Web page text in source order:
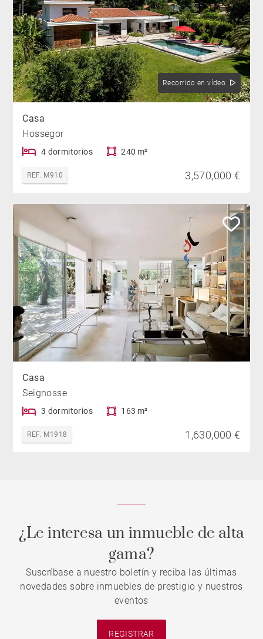
Recorrido en vídeo
Casa
Hossegor
4 dormitorios 240 m²
REF. M910 3,570,000 €
Casa
Seignosse
3 dormitorios 163 m²
REF. M1918 1,630,000 €
¿Le interesa un inmueble de alta
gama?
Suscríbase a nuestro boletín y reciba las últimas
novedades sobre inmuebles de prestigio y nuestros
eventos
REGISTRAR